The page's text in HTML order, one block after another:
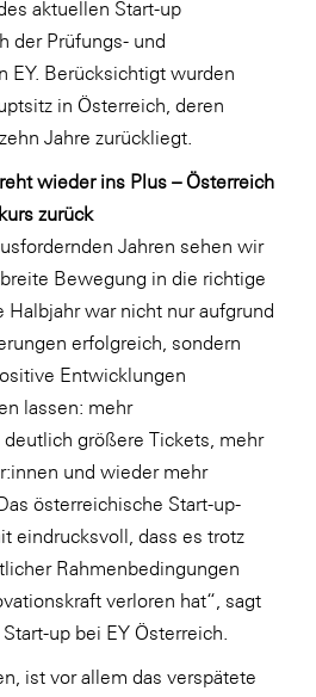
Salzburg
Fahrzeughandel und
Finanzdienstleister
aktuellen Start-up
der Prüfungs- und
EY. Berücksichtigt wurden
in Österreich, deren
Jahre zurückliegt.
wieder ins Plus – Österreich
zurück
Jahren sehen wir
Bewegung in die richtige
Halbjahr war nicht nur aufgrund
erfolgreich, sondern
Entwicklungen
lassen: mehr
deutlich größere Tickets, mehr
und wieder mehr
österreichische Start-up-
eindrucksvoll, dass es trotz
Rahmenbedingungen
verloren hat“, sagt
up bei EY Österreich.
ist vor allem das verspätete